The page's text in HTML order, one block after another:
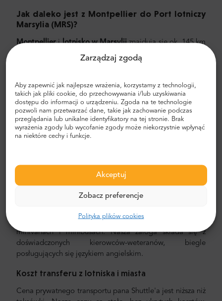
Zarządzaj zgodą
Aby zapewnić jak najlepsze wrażenia, korzystamy z technologii,
takich jak pliki cookie, do przechowywania i/lub uzyskiwania
dostępu do informacji o urządzeniu. Zgoda na te technologie
pozwoli nam przetwarzać dane, takie jak zachowanie podczas
przeglądania lub unikalne identyfikatory na tej stronie. Brak
wyrażenia zgody lub wycofanie zgody może niekorzystnie wpłynąć
na niektóre cechy i funkcje.
Akceptuj
Zobacz preferencje
Polityka plików cookies
Jak daleko jest z Montpellier do Port lotniczy
Marsylia (MRS)?
Montpellierilotnisko w Marsyliiznajdują się ok. 145 km
od siebie. Podróż na lotnisko w Marsylii trwa średnio ok.
2 godzin i zależy od natężenia ruchu. Zalecamy wybranie
najbezpieczniejszym i najbardziej niezawodnym
sposobem dotarcia do hotelu jest zaplanowanie
prywatnego transportu od drzwi do drzwi. W ten sposób
zaoszczędzisz dużo czasu, ponieważ możesz pominąć
nieprzyjemny proces ustalania trasy, poruszania się po
mieście i znajdowania drogi.
Szukasz niezawodnego i niedrogiego transferu
podróżnych użytkowników Trip-Advisor. Oferujemy
komfortowych, klimatyzowanych samochodach,
minivanach i minibusach. Nasza załoga składa się z
doświadczonych kierowców-weteranów, biegle
posługujących się językiem angielskim.
Koszt transferu z lotniska i miasta
Cena prywatnego transportu pana Shuttle'a jest niższa niż